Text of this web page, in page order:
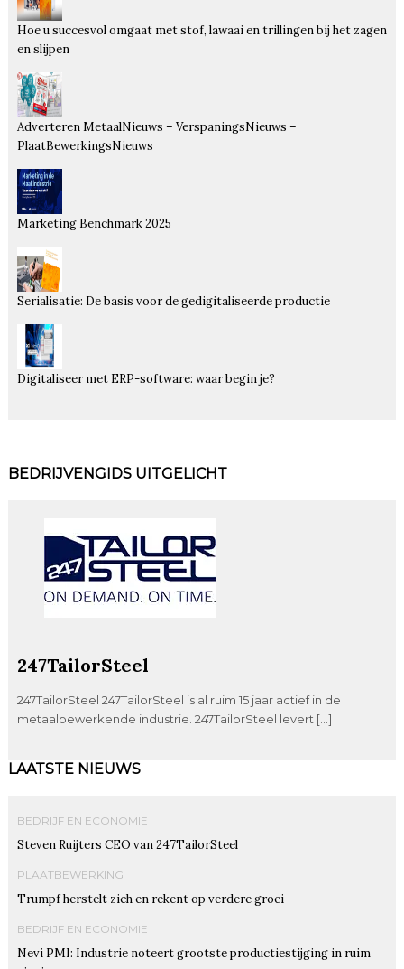
Hoe u succesvol omgaat met stof, lawaai en trillingen bij het zagen
en slijpen
Adverteren MetaalNieuws – VerspaningsNieuws –
PlaatBewerkingsNieuws
Marketing Benchmark 2025
Serialisatie: De basis voor de gedigitaliseerde productie
Digitaliseer met ERP-software: waar begin je?
BEDRIJVENGIDS UITGELICHT
247TailorSteel
247TailorSteel 247TailorSteel is al ruim 15 jaar actief in de
metaalbewerkende industrie. 247TailorSteel levert […]
LAATSTE NIEUWS
BEDRIJF EN ECONOMIE
Steven Ruijters CEO van 247TailorSteel
PLAATBEWERKING
Trumpf herstelt zich en rekent op verdere groei
BEDRIJF EN ECONOMIE
Nevi PMI: Industrie noteert grootste productiestijging in ruim